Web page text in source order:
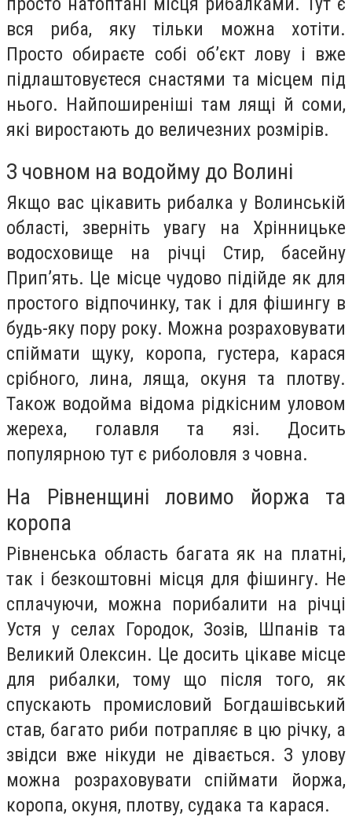
вся риба, яку тільки можна хотіти.
Просто обираєте собі об’єкт лову і вже
підлаштовуєтеся снастями та місцем під
нього. Найпоширеніші там лящі й соми,
які виростають до величезних розмірів.
З човном на водойму до Волині
Якщо вас цікавить рибалка у Волинській
області, зверніть увагу на Хрінницьке
водосховище на річці Стир, басейну
Прип’ять. Це місце чудово підійде як для
простого відпочинку, так і для фішингу в
будь-яку пору року. Можна розраховувати
спіймати щуку, коропа, густера, карася
срібного, лина, ляща, окуня та плотву.
Також водойма відома рідкісним уловом
жереха, голавля та язі. Досить
популярною тут є риболовля з човна.
На Рівненщині ловимо йоржа та
коропа
Рівненська область багата як на платні,
так і безкоштовні місця для фішингу. Не
сплачуючи, можна порибалити на річці
Устя у селах Городок, Зозів, Шпанів та
Великий Олексин. Це досить цікаве місце
для рибалки, тому що після того, як
спускають промисловий Богдашівський
став, багато риби потрапляє в цю річку, а
звідси вже нікуди не дівається. З улову
можна розраховувати спіймати йоржа,
коропа, окуня, плотву, судака та карася.